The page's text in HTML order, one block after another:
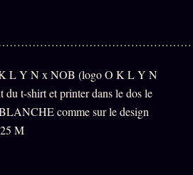
K L Y N x NOB (logo O K L Y N
du t-shirt et printer dans le dos le
comme sur le design
M